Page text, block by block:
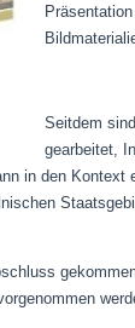
Seitdem
gearbeitet,
in den